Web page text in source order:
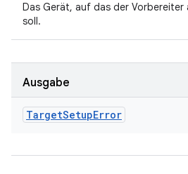
Das Gerät, auf das der Vorbereiter
soll.
Ausgabe
TargetSetupError